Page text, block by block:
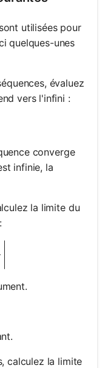
utilisées pour
quelques-unes
évaluez
vers l'infini :
\to \infty}
converge
infinie, la
la limite du
\to \infty}
calculez la limite